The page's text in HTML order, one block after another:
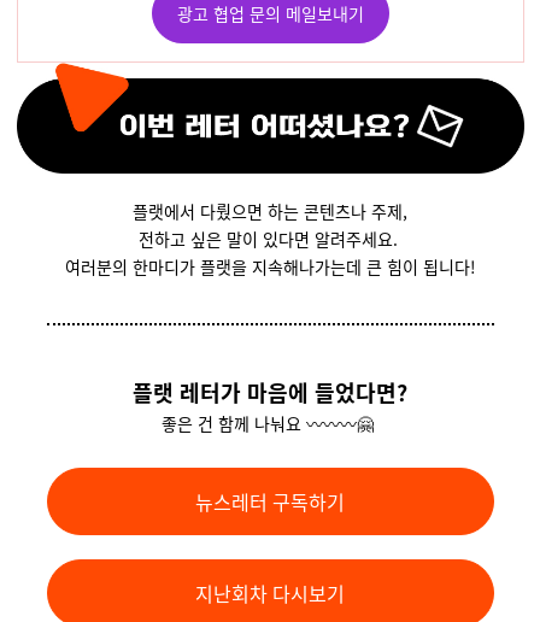
광고 협업 문의 메일보내기
플랫에서 다뤘으면 하는 콘텐츠나 주제,
전하고 싶은 말이 있다면 알려주세요.
여러분의 한마디가 플랫을 지속해나가는데 큰 힘이 됩니다!
플랫 레터가 마음에 들었다면?
좋은 건 함께 나눠요 〰️〰️〰️🤗
뉴스레터 구독하기
지난회차 다시보기